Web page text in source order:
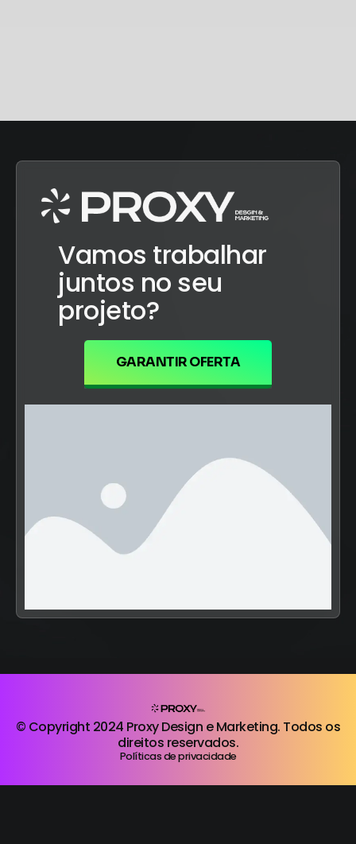
Vamos trabalhar
juntos no seu
projeto?
GARANTIR OFERTA
© Copyright 2024 Proxy Design e Marketing. Todos os
direitos reservados.
Políticas de privacidade